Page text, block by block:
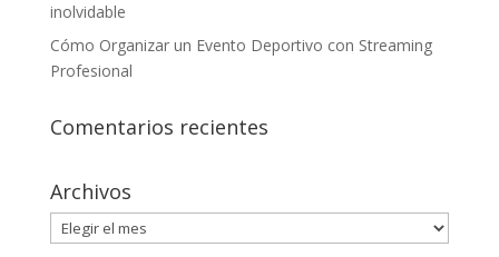
inolvidable
Cómo Organizar un Evento Deportivo con Streaming
Profesional
Comentarios recientes
Archivos
Archivos